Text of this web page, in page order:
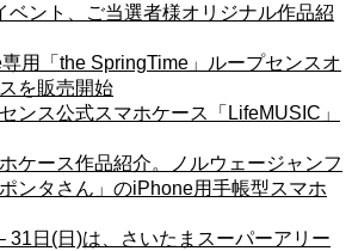
ベント、ご当選者様オリジナル作品紹
専用「the SpringTime」ループセンスオ
を販売開始
ンス公式スマホケース「LifeMUSIC」
ケース作品紹介。ノルウェージャンフ
ンタさん」のiPhone用手帳型スマホ
31日(日)は、さいたまスーパーアリー